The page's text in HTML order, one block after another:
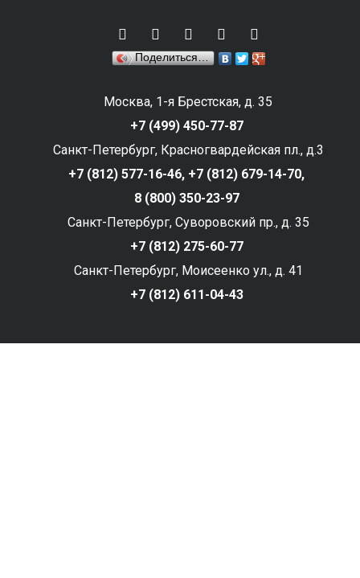
Поделиться…
Москва, 1-я Брестская, д. 35
+7 (499) 450-77-87
Санкт-Петербург, Красногвардейская пл., д.3
+7 (812) 577-16-46, +7 (812) 679-14-70,
8 (800) 350-23-97
Санкт-Петербург, Суворовский пр., д. 35
+7 (812) 275-60-77
Санкт-Петербург, Моисеенко ул., д. 41
+7 (812) 611-04-43